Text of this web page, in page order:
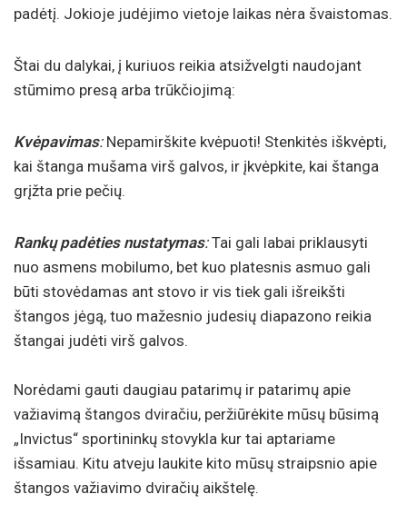
padėtį. Jokioje judėjimo vietoje laikas nėra švaistomas.
Štai du dalykai, į kuriuos reikia atsižvelgti naudojant
stūmimo presą arba trūkčiojimą:
Kvėpavimas:Nepamirškite kvėpuoti! Stenkitės iškvėpti,
kai štanga mušama virš galvos, ir įkvėpkite, kai štanga
grįžta prie pečių.
Rankų padėties nustatymas:Tai gali labai priklausyti
nuo asmens mobilumo, bet kuo platesnis asmuo gali
būti stovėdamas ant stovo ir vis tiek gali išreikšti
štangos jėgą, tuo mažesnio judesių diapazono reikia
štangai judėti virš galvos.
Norėdami gauti daugiau patarimų ir patarimų apie
važiavimą štangos dviračiu, peržiūrėkite mūsų būsimą
„Invictus“ sportininkų stovykla kur tai aptariame
išsamiau. Kitu atveju laukite kito mūsų straipsnio apie
štangos važiavimo dviračių aikštelę.